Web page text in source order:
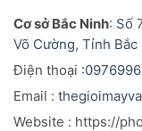
Cơ sở Bắc Ninh: Số
Võ Cường, Tỉnh Bắc
Điện thoại :
Email :
Website : https://